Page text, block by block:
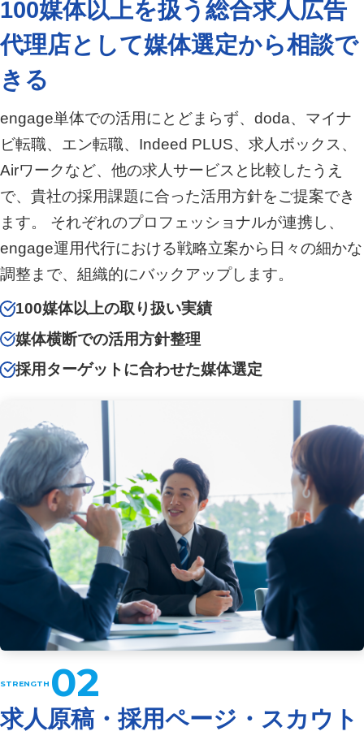
100媒体以上を扱う総合求人広告
代理店として媒体選定から相談で
きる
engage単体での活用にとどまらず、doda、マイナ
ビ転職、エン転職、Indeed PLUS、求人ボックス、
Airワークなど、他の求人サービスと比較したうえ
で、貴社の採用課題に合った活用方針をご提案でき
ます。 それぞれのプロフェッショナルが連携し、
engage運用代行における戦略立案から日々の細かな
調整まで、組織的にバックアップします。
100媒体以上の取り扱い実績
媒体横断での活用方針整理
採用ターゲットに合わせた媒体選定
02
求人原稿・採用ページ・スカウト